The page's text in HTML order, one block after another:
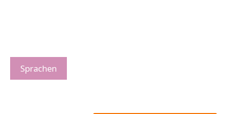
Sprachen